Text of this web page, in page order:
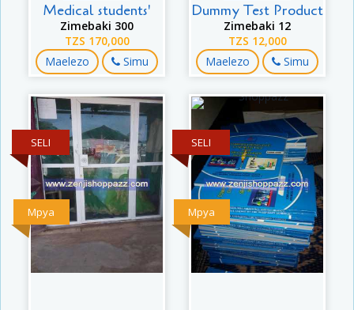
Medical students'
Zimebaki 300
TZS 170,000
Maelezo Simu
Dummy Test Product
Zimebaki 12
TZS 12,000
Maelezo Simu
Mpya
SELI
Mpya
SELI